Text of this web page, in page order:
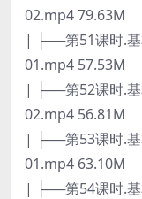
02.mp4 79.63M
| ├──第51课时.基
01.mp4 57.53M
| ├──第52课时.基
02.mp4 56.81M
| ├──第53课时.基
01.mp4 63.10M
| ├──第54课时.基